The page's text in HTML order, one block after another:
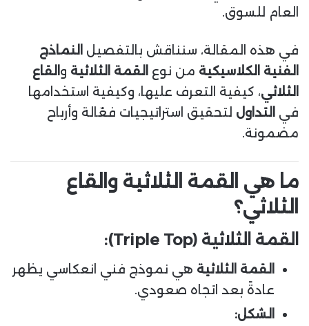
العام للسوق.
في هذه المقالة، سنناقش بالتفصيل النماذج
الفنية الكلاسيكية من نوع القمة الثلاثية و القاع
الثلاثي، كيفية التعرف عليها، وكيفية استخدامها
في التداول لتحقيق استراتيجيات فعّالة وأرباح
مضمونة.
ما هي القمة الثلاثية والقاع
الثلاثي؟
القمة الثلاثية (Triple Top):
القمة الثلاثية هي نموذج فني انعكاسي يظهر
عادةً بعد اتجاه صعودي.
الشكل: